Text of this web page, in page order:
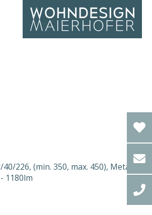
226, (min. 350, max. 450), Metall
1180lm